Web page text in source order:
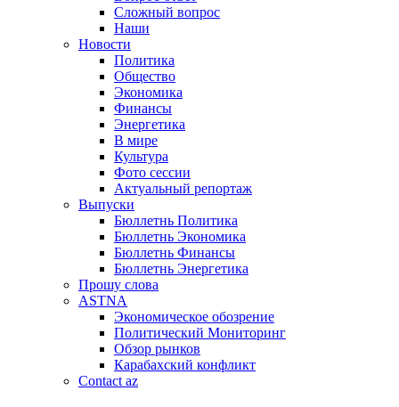
Сложный вопрос
Наши
Новости
Политика
Общество
Экономика
Финансы
Энергетика
В мире
Культура
Фото сессии
Актуальный репортаж
Выпуски
Бюллетнь Политика
Бюллетнь Экономика
Бюллетнь Финансы
Бюллетнь Энергетика
Прошу слова
ASTNA
Экономическое обозрение
Политический Мониторинг
Обзор рынков
Карабахский конфликт
Contact az